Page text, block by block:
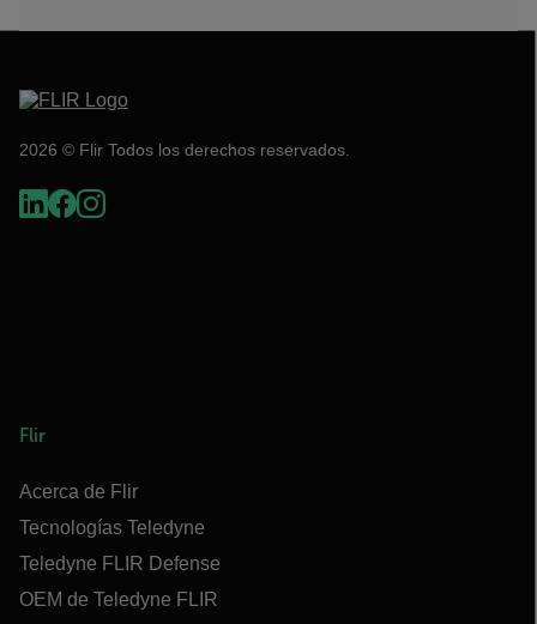
2026 © Flir Todos los derechos reservados.
Flir
Acerca de Flir
Tecnologías Teledyne
Teledyne FLIR Defense
OEM de Teledyne FLIR